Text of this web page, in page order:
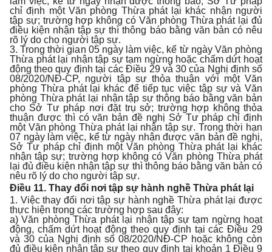
chỉ định một Văn phòng Thừa phát lại khác nhận người
tập sự; trường hợp không có Văn phòng Thừa phát lại đủ
điều kiện nhận tập sự thì thông báo bằng văn bản có nêu
rõ lý do cho người tập sự.
3. Trong thời gian 05 ngày làm việc, kể từ ngày Văn phòng
Thừa phát lại nhận tập sự tạm ngừng hoặc chấm dứt hoạt
động theo quy định tại các Điều 29 và 30 của Nghị định số
08/2020/NĐ-CP, người tập sự thỏa thuận với một Văn
phòng Thừa phát lại khác để tiếp tục việc tập sự và Văn
phòng Thừa phát lại nhận tập sự thông báo bằng văn bản
cho Sở Tư pháp nơi đặt trụ sở; trường hợp không thỏa
thuận được thì có văn bản đề nghị Sở Tư pháp chỉ định
một Văn phòng Thừa phát lại nhận tập sự. Trong thời hạn
07 ngày làm việc, kể từ ngày nhận được văn bản đề nghị,
Sở Tư pháp chỉ định một Văn phòng Thừa phát lại khác
nhận tập sự; trường hợp không có Văn phòng Thừa phát
lại đủ điều kiện nhận tập sự thì thông báo bằng văn bản có
nêu rõ lý do cho người tập sự.
Điều 11. Thay đổi nơi tập sự hành nghề Thừa phát lại
1. Việc thay đổi nơi tập sự hành nghề Thừa phát lại được
thực hiện trong các trường hợp sau đây:
a) Văn phòng Thừa phát lại nhận tập sự tạm ngừng hoạt
động, chấm dứt hoạt động theo quy định tại các Điều 29
và 30 của Nghị định số 08/2020/NĐ-CP hoặc không còn
đủ điều kiện nhận tập sự theo quy định tại khoản 1 Điều 9